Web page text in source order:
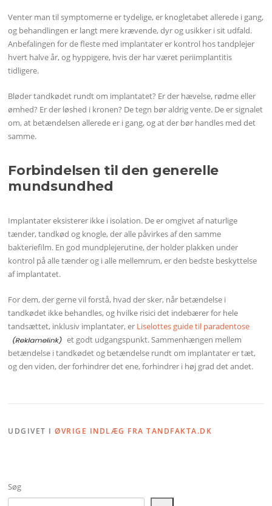
Venter man til symptomerne er tydelige, er knogletabet allerede i gang,
og behandlingen er langt mere krævende, dyr og usikker i sit udfald.
Anbefalingen for de fleste med implantater er kontrol hos tandplejer
hvert halve år, og hyppigere, hvis der har været periimplantitis
tidligere.
Bløder tandkødet rundt om implantatet? Er der hævelse, rødme eller
ømhed? Er der løshed i kronen? De tegn bør aldrig vente. De er signalet
om, at betændelsen allerede er i gang, og at der bør handles med det
samme.
Forbindelsen til den generelle
mundsundhed
Implantater eksisterer ikke i isolation. De er omgivet af naturlige
tænder, tandkød og knogle, der alle påvirkes af den samme
bakteriefilm. En god mundplejerutine, der holder plakken under
kontrol på alle tænder og i alle mellemrum, er den bedste beskyttelse
af implantatet.
For dem, der gerne vil forstå, hvad der sker, når betændelse i
tandkødet ikke behandles, og hvilke risici det indebærer for hele
tandsættet, inklusiv implantater, er Liselottes guide til paradentose
et godt udgangspunkt. Sammenhængen mellem
betændelse i tandkødet og betændelse rundt om implantater er tæt,
og den viden, der forhindrer det ene, forhindrer i høj grad det andet.
UDGIVET IØVRIGE INDLÆG FRA TANDFAKTA.DK
Søg